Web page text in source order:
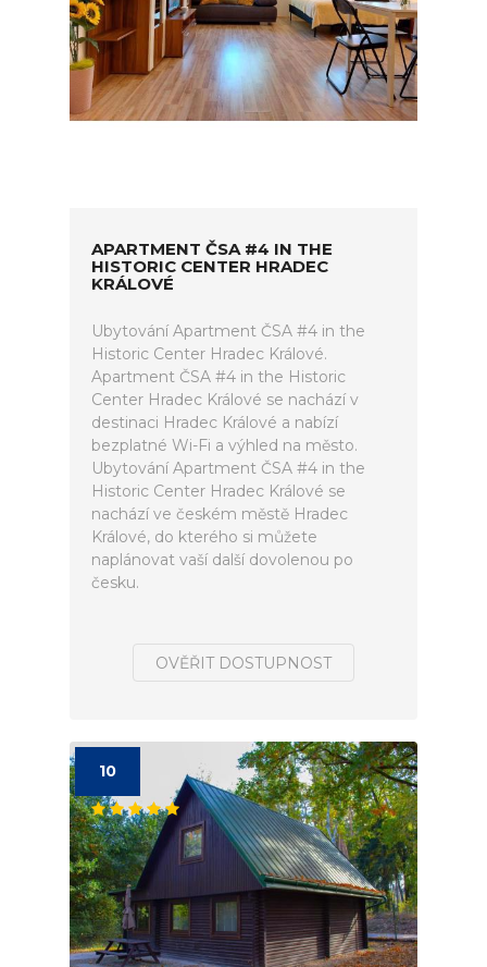
APARTMENT ČSA #4 IN THE
HISTORIC CENTER HRADEC
KRÁLOVÉ
Ubytování Apartment ČSA #4 in the
Historic Center Hradec Králové.
Apartment ČSA #4 in the Historic
Center Hradec Králové se nachází v
destinaci Hradec Králové a nabízí
bezplatné Wi-Fi a výhled na město.
Ubytování Apartment ČSA #4 in the
Historic Center Hradec Králové se
nachází ve českém městě Hradec
Králové, do kterého si můžete
naplánovat vaší další dovolenou po
česku.
OVĚŘIT DOSTUPNOST
10